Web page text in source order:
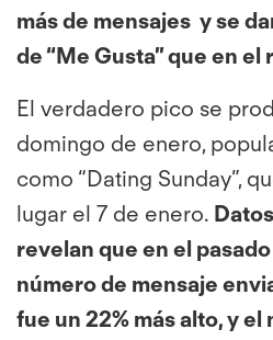
más de mensajes y se
de “Me Gusta” que en el
El verdadero pico se
domingo de enero,
como “Dating Sunday”,
lugar el 7 de enero.
revelan que en el pasado
número de mensaje
fue un 22% más alto, y el